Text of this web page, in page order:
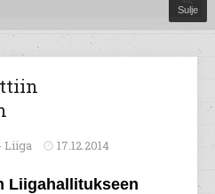
Sulje
Liiga 17.12.2014
Liigahallitukseen